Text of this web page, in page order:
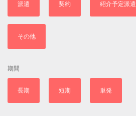
派遣 契約 紹介予定派遣
その他
期間
長期 短期 単発